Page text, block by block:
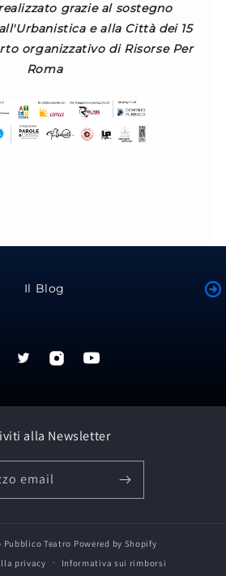
grazie al sostegno
e alla Città dei 15
organizzativo di Risorse Per
Roma
Il Blog
alla Newsletter
email
Pubblico Teatro Powered by Shopify
privacy
Informativa sui rimborsi